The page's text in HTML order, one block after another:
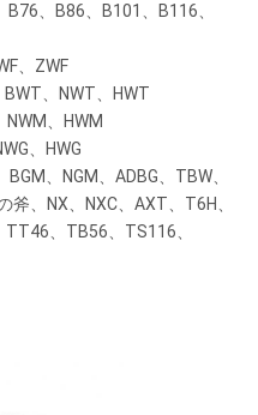
ギヤ定形タイプ
テップ定形タイプ、同心円の
プ、犬歯の定形タイプ。回
ヤ定形タイプ
、B86、B101、B116、
、ZWF
、NWT、HWT
、HWM
、HWG
、NGM、ADBG、TBW、
斧、NX、NXC、AXT、T6H、
TT46、TB56、TS116、